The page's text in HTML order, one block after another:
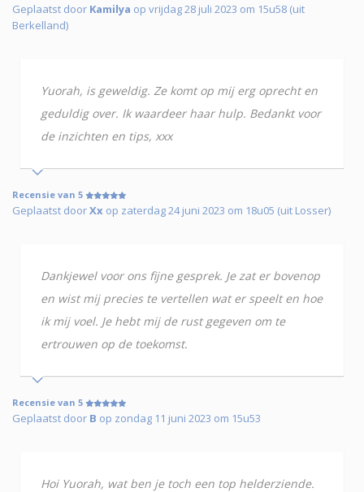
Geplaatst door Kamilya op vrijdag 28 juli 2023 om 15u58 (uit
Berkelland)
Yuorah, is geweldig. Ze komt op mij erg oprecht en
geduldig over. Ik waardeer haar hulp. Bedankt voor
de inzichten en tips, xxx
Recensie van 5
Geplaatst doorXx op zaterdag 24 juni 2023 om 18u05 (uit Losser)
Dankjewel voor ons fijne gesprek. Je zat er bovenop
en wist mij precies te vertellen wat er speelt en hoe
ik mij voel. Je hebt mij de rust gegeven om te
ertrouwen op de toekomst.
Recensie van 5
Geplaatst door B op zondag 11 juni 2023 om 15u53
Hoi Yuorah, wat ben je toch een top helderziende.